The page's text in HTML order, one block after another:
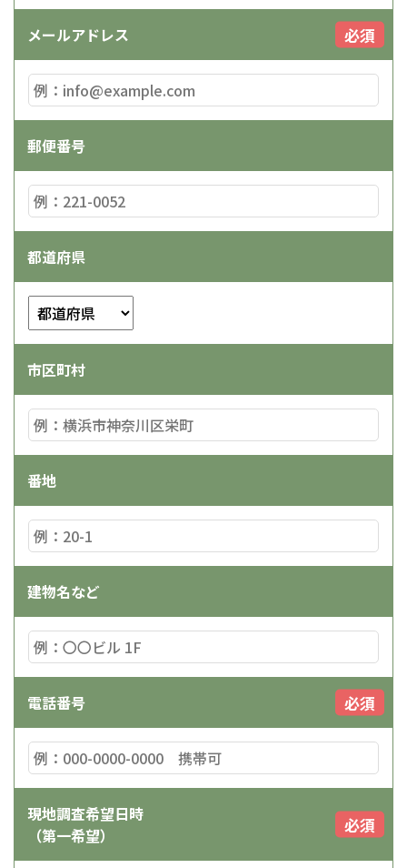
メールアドレス 必須
郵便番号
都道府県
市区町村
番地
建物名など
電話番号 必須
現地調査希望日時
（第一希望）
必須